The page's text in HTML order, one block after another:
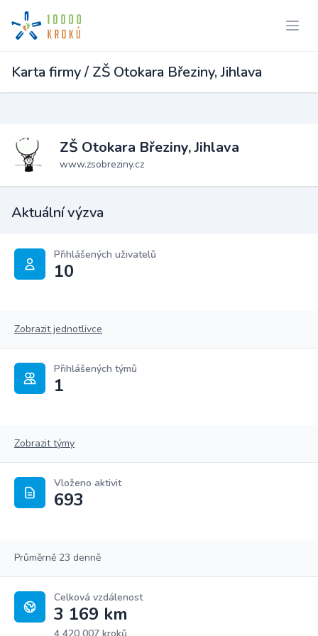
Karta firmy / ZŠ Otokara Březiny, Jihlava
ZŠ Otokara Březiny, Jihlava
www.zsobreziny.cz
Aktuální výzva
Přihlášených uživatelů
10
Zobrazit jednotlivce
Přihlášených týmů
1
Zobrazit týmy
Vloženo aktivit
693
Průměrně 23 denně
Celková vzdálenost
3 169 km